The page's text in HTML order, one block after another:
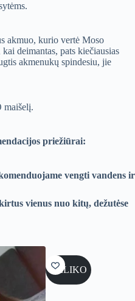
akmuo, kurio vertė Moso
deimantas, pats kiečiausias
akmenukų spindesiu, jie
maišelį.
priežiūrai:
vengti vandens ir
vienus nuo kitų, dežutėse
NELIKO